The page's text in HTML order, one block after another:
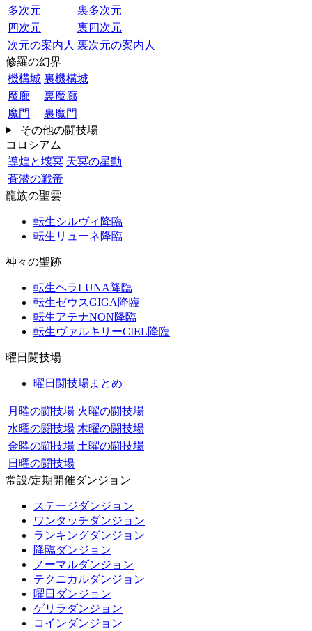
多次元
裏多次元
四次元
裏四次元
次元の案内人 裏次元の案内人
修羅の幻界
機構城 裏機構城
魔廊
裏魔廊
魔門
裏魔門
その他の闘技場
コロシアム
導煌と壊冥 天冥の星動
蒼潜の戦帝
龍族の聖雲
転生シルヴィ降臨
転生リューネ降臨
神々の聖跡
転生ヘラLUNA降臨
転生ゼウスGIGA降臨
転生アテナNON降臨
転生ヴァルキリーCIEL降臨
曜日闘技場
曜日闘技場まとめ
月曜の闘技場 火曜の闘技場
水曜の闘技場 木曜の闘技場
金曜の闘技場 土曜の闘技場
日曜の闘技場
常設/定期開催ダンジョン
ステージダンジョン
ワンタッチダンジョン
ランキングダンジョン
降臨ダンジョン
ノーマルダンジョン
テクニカルダンジョン
曜日ダンジョン
ゲリラダンジョン
コインダンジョン